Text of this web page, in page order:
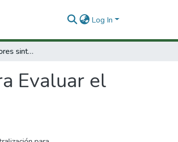
Log In
Diseño de indicadores sintéticos para Evaluar el avance de la descentralización municipal
Evaluar el